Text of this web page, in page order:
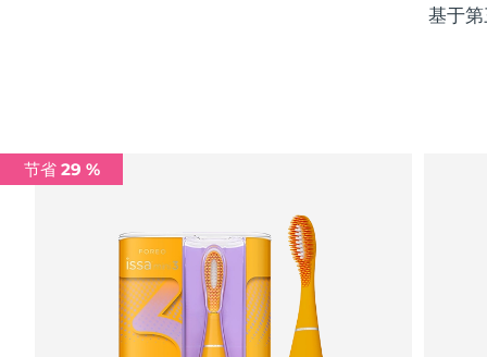
基于
节省 29 %
FOREO APP
11/8/26
日本
预计送达日期
哈萨克斯坦 预计送达日期
预计送达日期